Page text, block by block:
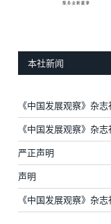
本社新闻
《中国发展观察》杂
《中国发展观察》杂志
严正声明
声明
《中国发展观察》杂